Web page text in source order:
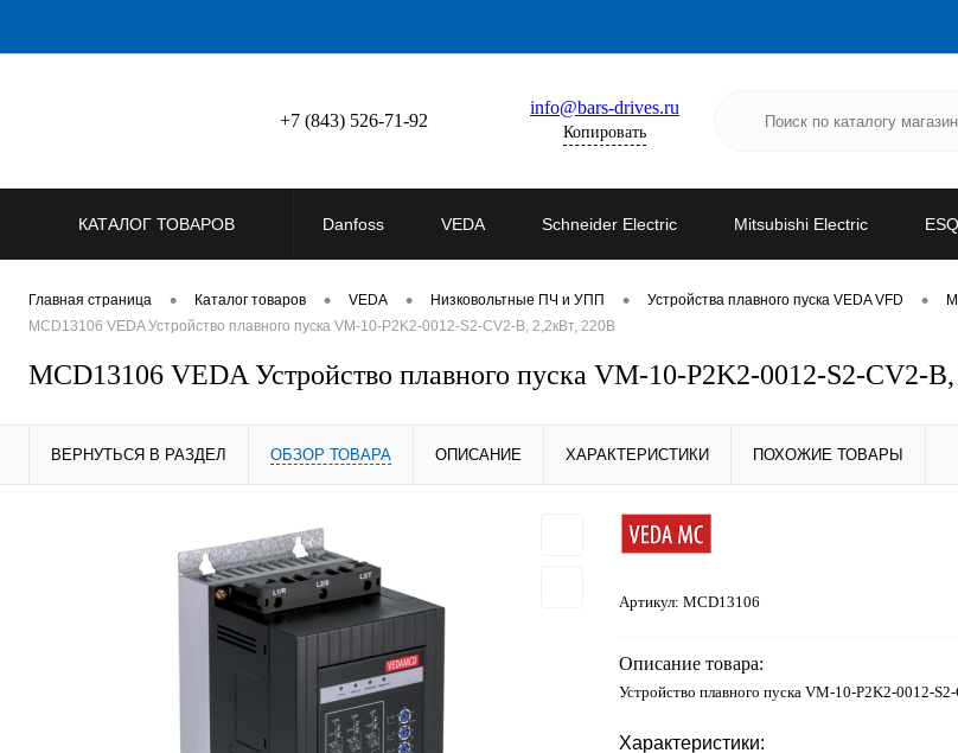
+7 (843) 526-71-92
info@bars-drives.ru
Копировать
КАТАЛОГ ТОВАРОВ Danfoss VEDA Schneider Electric Mitsubishi Electric ESQ
Главная страница • Каталог товаров • VEDA • Низковольтные ПЧ и УПП • Устройства плавного пуска VEDA VFD •
MCD13106 VEDA Устройство плавного пуска VM-10-P2K2-0012-S2-CV2-B, 2,2кВт, 220В
MCD13106 VEDA Устройство плавного пуска VM-10-P2K2-0012-S2-CV2-
ВЕРНУТЬСЯ В РАЗДЕЛ ОБЗОР ТОВАРА ОПИСАНИЕ ХАРАКТЕРИСТИКИ ПОХОЖИЕ ТОВАРЫ
Артикул: MCD13106
Описание товара:
Устройство плавного пуска VM-10-P2K2-0012-
Характеристики: